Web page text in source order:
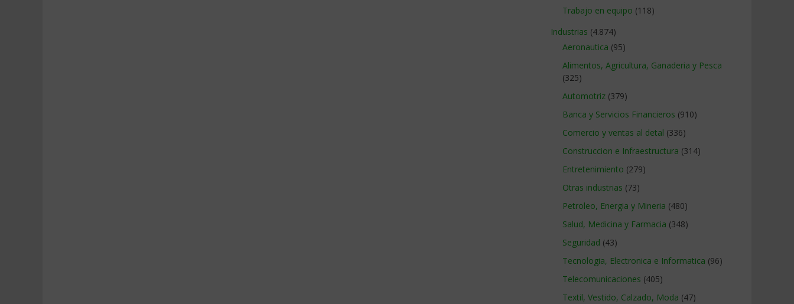
Trabajo en equipo (118)
Industrias (4.874)
Aeronautica (95)
Alimentos, Agricultura, Ganaderia y Pesca
(325)
Automotriz (379)
Banca y Servicios Financieros (910)
Comercio y ventas al detal (336)
Construccion e Infraestructura (314)
Entretenimiento (279)
Otras industrias (73)
Petroleo, Energia y Mineria (480)
Salud, Medicina y Farmacia (348)
Seguridad (43)
Tecnologia, Electronica e Informatica (96)
Telecomunicaciones (405)
Textil, Vestido, Calzado, Moda (47)